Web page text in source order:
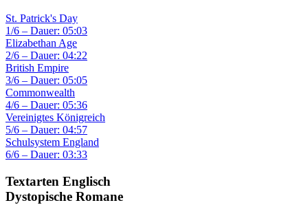
St. Patrick's Day
1/6 – Dauer: 05:03
Elizabethan Age
2/6 – Dauer: 04:22
British Empire
3/6 – Dauer: 05:05
Commonwealth
4/6 – Dauer: 05:36
Vereinigtes Königreich
5/6 – Dauer: 04:57
Schulsystem England
6/6 – Dauer: 03:33
Textarten Englisch
Dystopische Romane